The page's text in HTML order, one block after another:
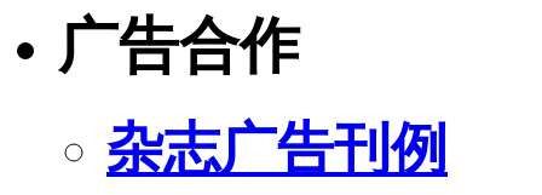
广告合作
杂志广告刊例